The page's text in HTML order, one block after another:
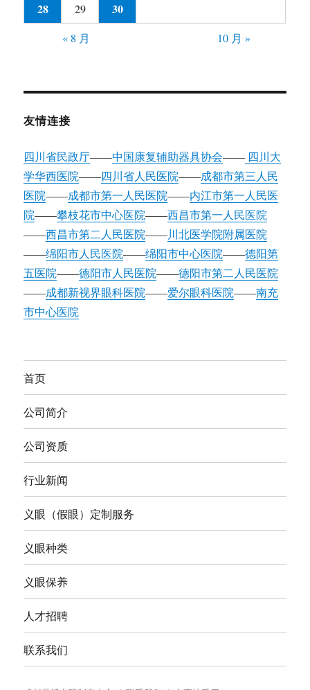
28 29 30
« 8 月 10 月 »
友情连接
四川省民政厅——中国康复辅助器具协会—— 四川大
学华西医院——四川省人民医院——成都市第三人民
医院——成都市第一人民医院——内江市第一人民医
院——攀枝花市中心医院——西昌市第一人民医院
——西昌市第二人民医院——川北医学院附属医院
——绵阳市人民医院——绵阳市中心医院——德阳第
五医院——德阳市人民医院——德阳市第二人民医院
——成都新视界眼科医院——爱尔眼科医院——南充
市中心医院
首页
公司简介
公司资质
行业新闻
义眼（假眼）定制服务
义眼种类
义眼保养
人才招聘
联系我们